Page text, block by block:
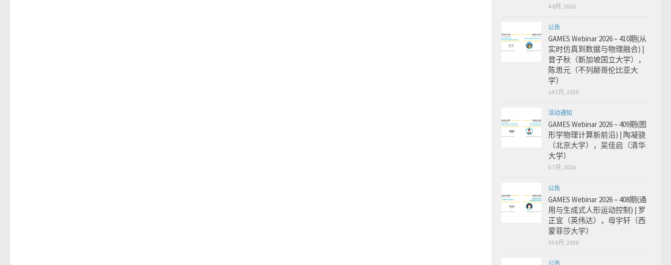
4 8月, 2026
公告
GAMES Webinar 2026 – 410期(从
实时仿真到数据与物理融合) |
曾子秋（新加坡国立大学），
陈思元（不列颠哥伦比亚大
学）
14 7月, 2026
活动通知
GAMES Webinar 2026 – 409期(图
形学物理计算新前沿) | 陶凝骁
（北京大学），吴佳启（清华
大学）
6 7月, 2026
公告
GAMES Webinar 2026 – 408期(通
用与生成式人形运动控制) | 罗
正宜（英伟达），母宇轩（西
蒙菲莎大学）
30 6月, 2026
公告